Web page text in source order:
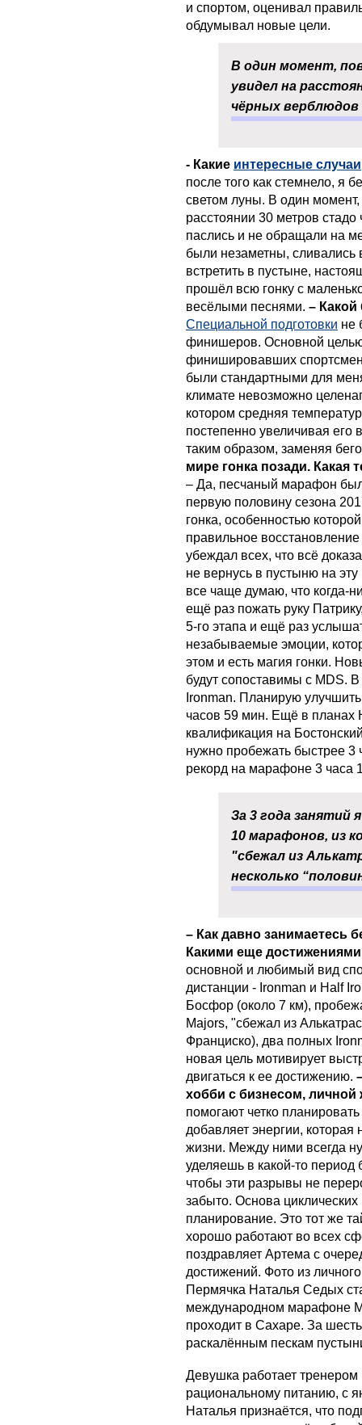
и спортом, оценивал
обдумывал новые цели.
В один момент,
увидел на
чёрных верблюдов
- Какие интересные случаи
после того как стемнело, я
светом луны. В один
расстоянии 30 метров
паслись и не обращали на
были незаметны, сливались
встретить в пустыне,
прошёл всю гонку с
весёлыми песнями. – Какой
Специальной подготовки не
финишеров. Основной
финишировавших
были стандартными для
климате невозможно
котором средняя
постепенно увеличивая его
таким образом, заменяя
мире гонка позади. Какая
– Да, песчаный марафон
первую половину сезона
гонка, особенностью
правильное
убеждал всех, что всё
не вернусь в пустыню на
все чаще думаю, что когда-
ещё раз пожать руку
5-го этапа и ещё раз
незабываемые эмоции,
этом и есть магия гонки.
будут сопоставимы с MDS. В
Ironman. Планирую
часов 59 мин. Ещё в планах
квалификация на
нужно пробежать быстрее 3
рекорд на марафоне 3 часа
За 3 года занятий
10 марафонов, из
"сбежал из
несколько
– Как давно занимаетесь
Какими еще
основной и любимый вид
дистанции - Ironman и Half
Босфор (около 7 км),
Majors, "сбежал из
Франциско), два полных
новая цель мотивирует
двигаться к ее достижению.
хобби с бизнесом,
помогают четко
добавляет энергии,
жизни. Между ними всегда
уделяешь в какой-то
чтобы эти разрывы не
забыто. Основа
планирование. Это тот же
хорошо работают во всех
поздравляет Артема с
достижений. Фото из
Пермячка Наталья Седых
международном марафоне
проходит в Сахаре. За
раскалённым пескам
Девушка работает тренером
рациональному питанию, с
Наталья признаётся, что